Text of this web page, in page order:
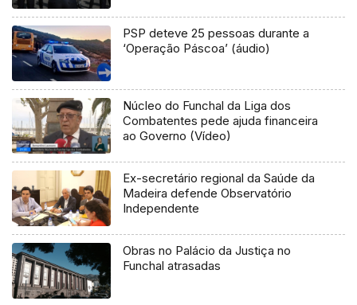
PSP deteve 25 pessoas durante a
‘Operação Páscoa’ (áudio)
Núcleo do Funchal da Liga dos
Combatentes pede ajuda financeira
ao Governo (Vídeo)
Ex-secretário regional da Saúde da
Madeira defende Observatório
Independente
Obras no Palácio da Justiça no
Funchal atrasadas